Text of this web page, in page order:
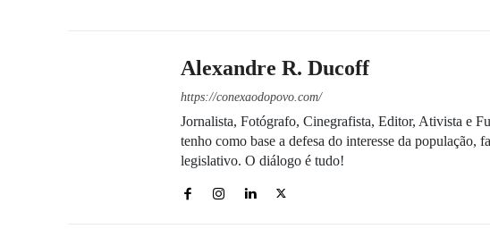
Alexandre R. Ducoff
https://conexaodopovo.com/
Jornalista, Fotógrafo, Cinegrafista, Editor, Ativista e
tenho como base a defesa do interesse da população,
legislativo. O diálogo é tudo!